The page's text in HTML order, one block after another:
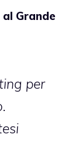
Grande
per